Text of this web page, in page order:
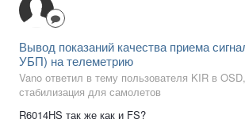
Вывод показаний качества приема
УБП) на телеметрию
Vano ответил в тему пользователя KIR в
стабилизация для самолетов
R6014HS так же как и FS?